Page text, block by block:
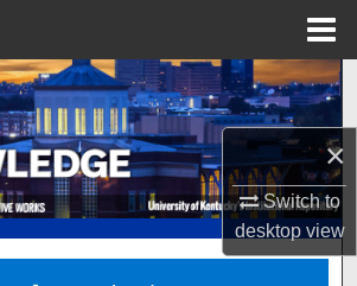
×
Switch to
desktopview
Search
Collections
My Account
About